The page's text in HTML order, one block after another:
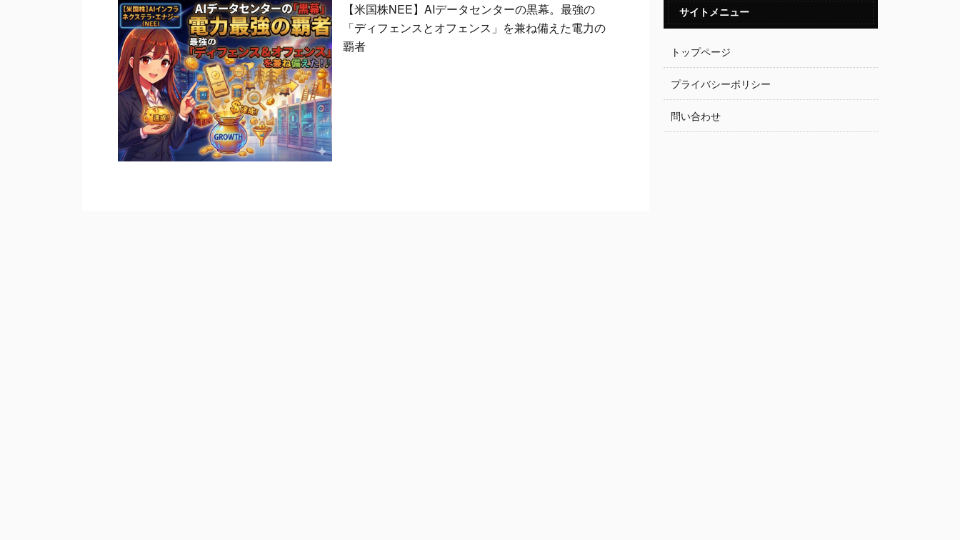
【米国株NEE】AIデータセンターの黒幕。最強の
「ディフェンスとオフェンス」を兼ね備えた電力の
覇者
サイトメニュー
トップページ
プライバシーポリシー
問い合わせ